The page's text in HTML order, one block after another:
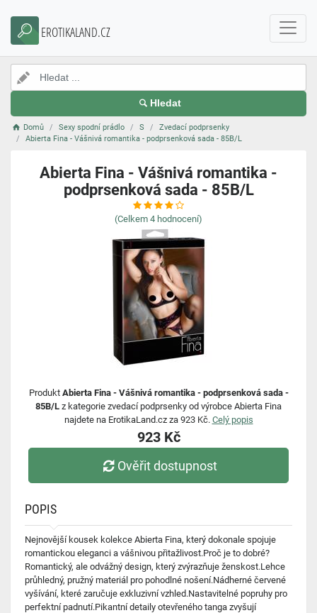
EROTIKALAND.CZ
Hledat
Domů Sexy spodní prádlo S
Zvedací podprsenky
Abierta Fina - Vášnivá romantika - podprsenková sada - 85B/L
Abierta Fina - Vášnivá romantika -
podprsenková sada - 85B/L
(Celkem 4 hodnocení)
Produkt Abierta Fina - Vášnivá romantika - podprsenková sada -
85B/L z kategorie zvedací podprsenky od výrobce Abierta Fina
najdete na ErotikaLand.cz za 923 Kč. Celý popis
923 Kč
Ověřit dostupnost
POPIS
Nejnovější kousek kolekce Abierta Fina, který dokonale spojuje
romantickou eleganci a vášnivou přitažlivost.Proč je to dobré?
Romantický, ale odvážný design, který zvýrazňuje ženskost.Lehce
průhledný, pružný materiál pro pohodlné nošení.Nádherné červené
vyšívání, které zaručuje exkluzivní vzhled.Nastavitelné popruhy pro
perfektní padnutí.Pikantní detaily otevřeného tanga zvyšují